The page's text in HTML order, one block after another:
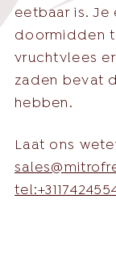
eetbaar is.
doormidden
vruchtvlees
zaden bevat
hebben.
Laat ons